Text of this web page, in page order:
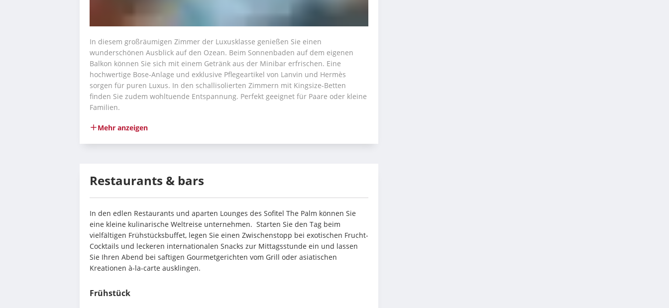
In diesem großräumigen Zimmer der Luxusklasse genießen Sie einen
wunderschönen Ausblick auf den Ozean. Beim Sonnenbaden auf dem eigenen
Balkon können Sie sich mit einem Getränk aus der Minibar erfrischen. Eine
hochwertige Bose-Anlage und exklusive Pflegeartikel von Lanvin und Hermès
sorgen für puren Luxus. In den schallisolierten Zimmern mit Kingsize-Betten
finden Sie zudem wohltuende Entspannung. Perfekt geeignet für Paare oder kleine
Familien.
Mehr anzeigen
Restaurants & bars
In den edlen Restaurants und aparten Lounges des Sofitel The Palm können Sie
eine kleine kulinarische Weltreise unternehmen.  Starten Sie den Tag beim
vielfältigen Frühstücksbuffet, legen Sie einen Zwischenstopp bei exotischen Frucht-
Cocktails und leckeren internationalen Snacks zur Mittagsstunde ein und lassen
Sie Ihren Abend bei saftigen Gourmetgerichten vom Grill oder asiatischen
Kreationen à-la-carte ausklingen.
Frühstück